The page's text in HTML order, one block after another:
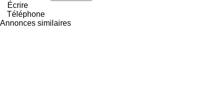
Écrire
Téléphone
Annonces similaires